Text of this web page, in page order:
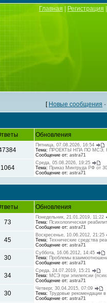
Главная Регистрация
[ Новые сообщения ·
Обновления
Пятница, 07.08.2026, 16:54
Тема: ПРОЕКТЫ НПА ПО МСЭ,
Сообщение от: astra71
1064
Среда, 05.08.2026, 19:25
Тема: Приказ Минтруда РФ от
Сообщение от: astra71
Обновления
73
Понедельник, 21.01.2019, 11:22
Тема: Психологическая
Сообщение от: astra71
45
Воскресенье, 10.06.2012, 21:25
Тема: Технические средства
Сообщение от: astra71
30
Суббота, 16.06.2012, 14:45
Тема: Проблемы
Сообщение от: astra71
34
Среда, 24.07.2019, 15:21
Тема: МСЭ при эпилепсии
Сообщение от: astra71
30
Четверг, 30.04.2015, 07:09
Тема: Трудовые рекомендации
Сообщение от: astra71